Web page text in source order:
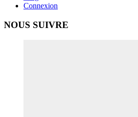
Connexion
NOUS SUIVRE